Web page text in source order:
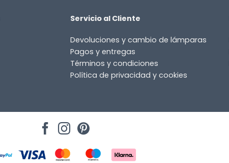
Servicio al Cliente
Devoluciones y cambio de lámparas
Pagos y entregas
Términos y condiciones
Política de privacidad y cookies